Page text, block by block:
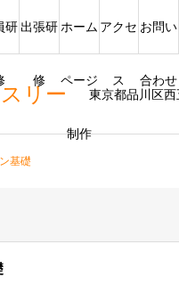
リー 東京都品川区
研出張研
修
ホーム
ページ
制作
アクセ
ス
お問い
合わせ
基礎